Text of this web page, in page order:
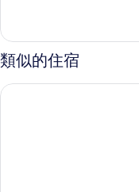
經
濟
四
房
類似的住宿
綠島海灣會館